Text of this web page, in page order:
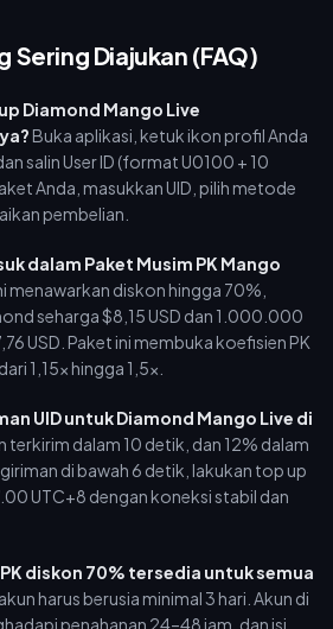
Sering Diajukan (FAQ)
Diamond Mango Live
Buka aplikasi, ketuk ikon profil Anda
salin User ID (format U0100 + 10
Anda, masukkan UID, pilih metode
pembelian.
dalam Paket Musim PK Mango
menawarkan diskon hingga 70%,
seharga $8,15 USD dan 1.000.000
USD. Paket ini membuka koefisien PK
1,15x hingga 1,5x.
UID untuk Diamond Mango Live di
terkirim dalam 10 detik, dan 12% dalam
di bawah 6 detik, lakukan top up
UTC+8 dengan koneksi stabil dan
diskon 70% tersedia untuk semua
harus berusia minimal 3 hari. Akun di
penahanan 24–48 jam, dan isi